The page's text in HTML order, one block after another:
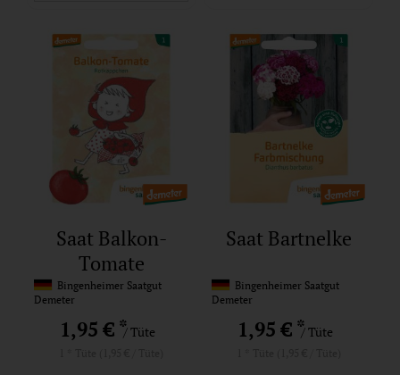
Saat Balkon-
Tomate
Rotkäppchen
Bingenheimer Saatgut
Demeter
1,95 € */ Tüte
Saat Bartnelke
Bingenheimer Saatgut
Demeter
1,95 € */ Tüte